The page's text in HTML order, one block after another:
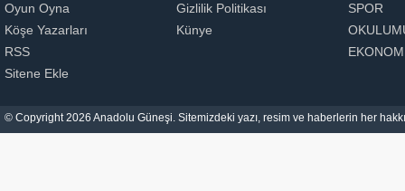
Oyun Oyna
Köşe Yazarları
RSS
Sitene Ekle
Gizlilik Politikası
Künye
SPOR
© Copyright 2026 Anadolu Güneşi. Sitemizdeki yazı, resim ve haberlerin her